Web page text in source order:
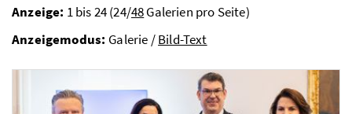
Anzeige: 1 bis 24 (24/48Galerien pro Seite)
Anzeigemodus: Galerie /Bild-Text